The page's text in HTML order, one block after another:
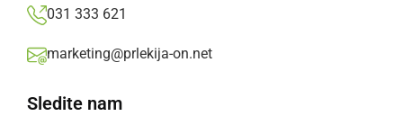
031 333 621
marketing@prlekija-on.net
Sledite nam
Šport